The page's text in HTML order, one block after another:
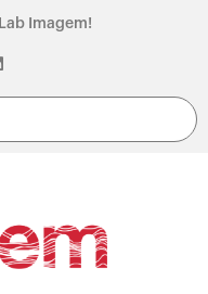
Lab Imagem!